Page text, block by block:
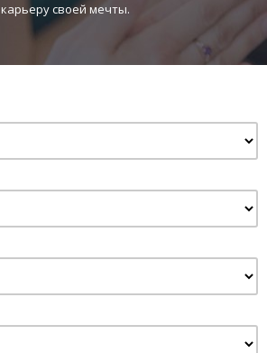
карьеру своей мечты.